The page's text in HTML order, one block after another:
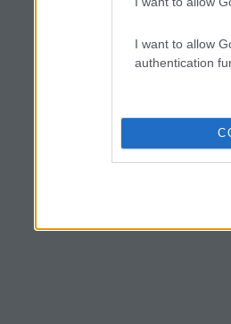
I want to allow
authentication